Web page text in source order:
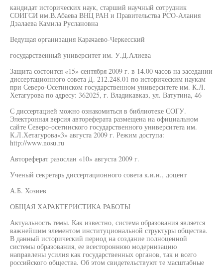
кандидат исторических наук, старший научный сотрудник
СОИГСИ им.В.Абаева ВНЦ РАН и Правительства PCO-Алания
Дзалаева Камила Руслановна
Ведущая организация Карачаево-Черкесский
государственный университет им. У.Д.Алиева
Защита состоится «15» сентября 2009 г. в 14.00 часов на заседании
диссертационного совета Д. 212.248.01 по историческим наукам
при Северо-Осетинском государственном университете им. К.Л.
Хетагурова по адресу: 362025, г. Владикавказ, ул. Ватутина, 46
С диссертацией можно ознакомиться в библиотеке СОГУ.
Электронная версия автореферата размещена на официальном
сайте Северо-осетинского государственного университета им.
К.Л.Хетагурова«3» августа 2009 г. Режим доступа:
http://www.nosu.ru
Автореферат разослан «10» августа 2009 г.
Ученый секретарь диссертационного совета к.и.н., доцент
А.Б. Хозиев
ОБЩАЯ ХАРАКТЕРИСТИКА РАБОТЫ
Актуальность темы. Как известно, система образования является
важнейшим элементом институциональной структуры общества.
В данный исторический период на создание полноценной
системы образования, ее всестороннюю модернизацию
направлены усилия как государственных органов, так и всего
российского общества. Об этом свидетельствуют те масштабные